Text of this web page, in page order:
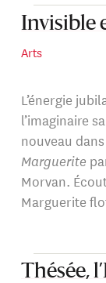
Invisible
Arts
L’énergie
l’imaginaire
nouveau
Marguerite
Morvan.
Marguerite
Thésée,